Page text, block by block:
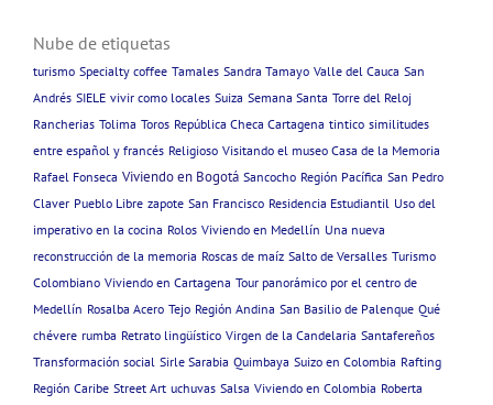
Nube de etiquetas
turismo Specialty coffee Tamales Sandra Tamayo Valle del Cauca San
Andrés SIELE vivir como locales Suiza Semana Santa Torre del Reloj
Rancherias Tolima Toros República Checa Cartagena tintico similitudes
entre español y francés Religioso Visitando el museo Casa de la Memoria
Rafael Fonseca Viviendo en Bogotá Sancocho Región Pacífica San Pedro
Claver Pueblo Libre zapote San Francisco Residencia Estudiantil Uso del
imperativo en la cocina Rolos Viviendo en Medellín Una nueva
reconstrucción de la memoria Roscas de maíz Salto de Versalles Turismo
Colombiano Viviendo en Cartagena Tour panorámico por el centro de
Medellín Rosalba Acero Tejo Región Andina San Basilio de Palenque Qué
chévere rumba Retrato lingüístico Virgen de la Candelaria Santafereños
Transformación social Sirle Sarabia Quimbaya Suizo en Colombia Rafting
Región Caribe Street Art uchuvas Salsa Viviendo en Colombia Roberta